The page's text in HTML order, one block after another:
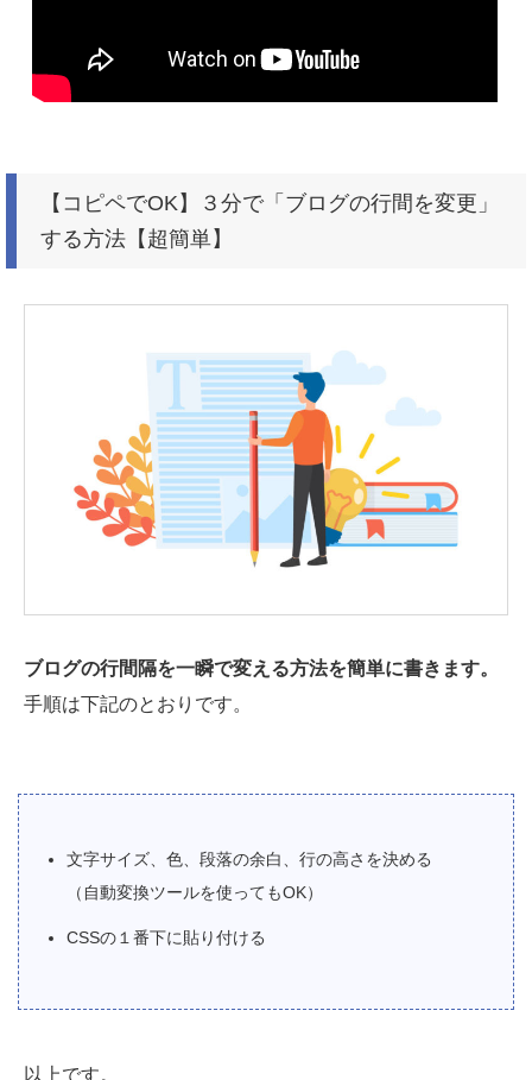
【コピペでOK】３分で「ブログの行間を変更」
する方法【超簡単】
ブログの行間隔を一瞬で変える方法を簡単に書きます。
手順は下記のとおりです。
文字サイズ、色、段落の余白、行の高さを決める
（自動変換ツールを使ってもOK）
CSSの１番下に貼り付ける
以上です。